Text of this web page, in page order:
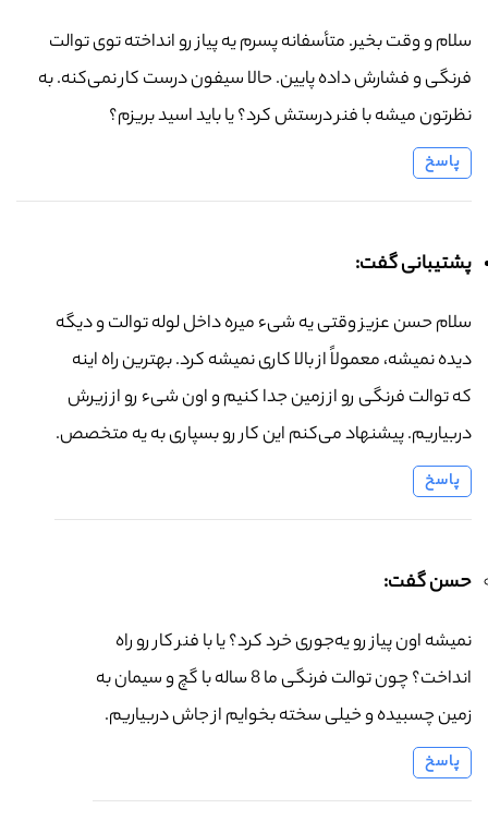
سلام و وقت بخیر. متأسفانه پسرم یه پیاز رو انداخته توی توالت
فرنگی و فشارش داده پایین. حالا سیفون درست کار نمی‌کنه. به
نظرتون میشه با فنر درستش کرد؟ یا باید اسید بریزم؟
پاسخ
پشتیبانی گفت:
سلام حسن عزیز وقتی یه شیء میره داخل لوله توالت و دیگه
دیده نمیشه، معمولاً از بالا کاری نمیشه کرد. بهترین راه اینه
که توالت فرنگی رو از زمین جدا کنیم و اون شیء رو از زیرش
دربیاریم. پیشنهاد می‌کنم این کار رو بسپاری به یه متخصص.
پاسخ
حسن گفت:
نمیشه اون پیاز رو یه‌جوری خرد کرد؟ یا با فنر کار رو راه
انداخت؟ چون توالت فرنگی ما 8 ساله با گچ و سیمان به
زمین چسبیده و خیلی سخته بخوایم از جاش دربیاریم.
پاسخ